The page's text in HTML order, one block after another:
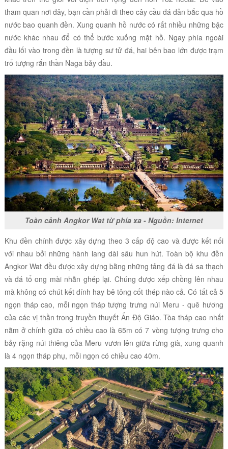
tham quan nơi đây, bạn cần phải đi theo cây cầu đá dẫn bắc qua hồ
nước bao quanh đền. Xung quanh hồ nước có rất nhiều những bậc
nước khác nhau để có thể bước xuống mặt hồ. Ngay phía ngoài
đầu lối vào trong đền là tượng sư tử đá, hai bên bao lớn được trạm
trổ tượng rắn thần Naga bảy đầu.
Toàn cảnh Angkor Wat từ phía xa - Nguồn: Internet
Khu đền chính được xây dựng theo 3 cấp độ cao và được kết nối
với nhau bởi những hành lang dài sâu hun hút. Toàn bộ khu đền
Angkor Wat đều được xây dựng bằng những tảng đá là đá sa thạch
và đá tổ ong mài nhẵn ghép lại. Chúng được xếp chồng lên nhau
mà không có chút kết dính hay bê tông cốt thép nào cả. Có tất cả 5
ngọn tháp cao, mỗi ngọn tháp tượng trưng núi Meru -quê hương
của các vị thần trong truyền thuyết Ấn Độ Giáo. Tòa tháp cao nhất
nằm ở chính giữa có chiều cao là 65m có 7 vòng tượng trưng cho
bảy rặng núi thiêng của Meru vươn lên giữa rừng già, xung quanh
là 4 ngọn tháp phụ, mỗi ngọn có chiều cao 40m.